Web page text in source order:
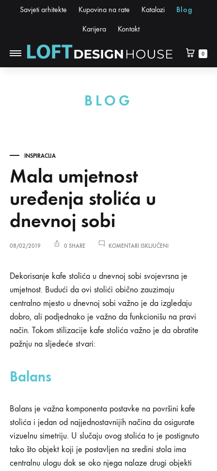
Savjeti arhitekte Kupovina na rate Katalozi Blog
Karijera Kontakt
0
BLOG
INSPIRACIJA
Mala umjetnost
uređenja stolića u
dnevnoj sobi
08/02/2019 0 SHARE KOMENTARI ISKLJUČENI
UREĐENJA
STOLIĆA
U
DNEVNOJ
SOBI
Mala
umjetnost
uređenja
stolića
u
sobi
08/02/2019
SHARE
Dekorisanje kafe stolića u dnevnoj sobi svojevrsna je
umjetnost. Budući da ovi stolići obično zauzimaju
centralno mjesto u dnevnoj sobi važno je da izgledaju
dobro, ali podjednako je važno da funkcionišu na pravi
način. Tokom stilizacije kafe stolića važno je da obratite
pažnju na sljedeće stvari:
Balans
Balans je važna komponenta postavke na površini kafe
stolića i jedan od najjednostavnijih načina da osigurate
vizuelnu simetriju. U slučaju ovog stolića to je postignuto
tako što objekt koji je postavljen na sredini stola ima
centralnu ulogu dok se oko njega nalaze drugi objekti